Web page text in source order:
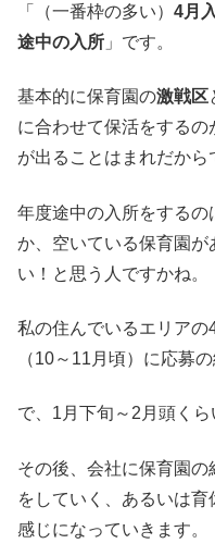
「（一番枠の多い） 4月
途中の入所 」です。
基本的に保育園の激戦区
に合わせて保活をする
が出ることはまれだから
年度途中の入所をするの
か、空いている保育園が
い！と思う人ですかね。
私の住んでいるエリア
（10～11月頃）に応募
で、1月下旬～2月頭くら
その後、会社に保育園
をしていく、あるいは
感じになっていきます。